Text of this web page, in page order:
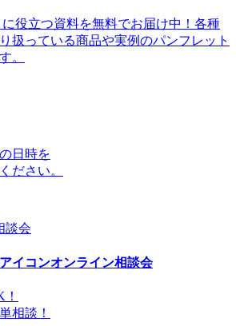
日時を
ださい。
オンライン相談会
相談！